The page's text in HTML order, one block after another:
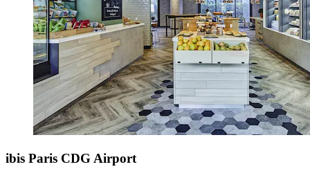
ibis Paris CDG Airport